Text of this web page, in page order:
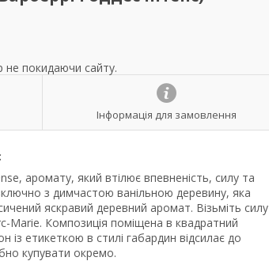
не покидаючи сайту.
Інформація для замовлення
аромату, який втілює впевненість, силу та
з димчастою ванільною деревину, яка
яскравий деревний аромат. Візьміть силу
Marie. Композиція поміщена в квадратний
етикеткою в стилі габардин відсилає до
купувати окремо.